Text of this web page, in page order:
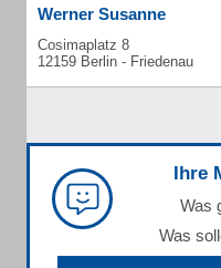
Werner Susanne
Cosimaplatz 8
12159 Berlin - Friedenau
Ihre
Was
Was